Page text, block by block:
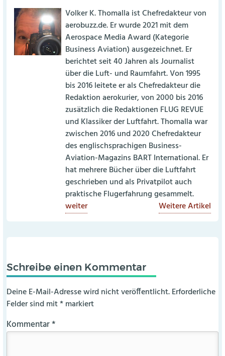
Volker K. Thomalla ist Chefredakteur von
aerobuzz.de. Er wurde 2021 mit dem
Aerospace Media Award (Kategorie
Business Aviation) ausgezeichnet. Er
berichtet seit 40 Jahren als Journalist
über die Luft- und Raumfahrt. Von 1995
bis 2016 leitete er als Chefredakteur die
Redaktion aerokurier, von 2000 bis 2016
zusätzlich die Redaktionen FLUG REVUE
und Klassiker der Luftfahrt. Thomalla war
zwischen 2016 und 2020 Chefredakteur
des englischsprachigen Business-
Aviation-Magazins BART International. Er
hat mehrere Bücher über die Luftfahrt
geschrieben und als Privatpilot auch
praktische Flugerfahrung gesammelt.
weiter
Weitere Artikel
Schreibe einen Kommentar
Deine E-Mail-Adresse wird nicht veröffentlicht. Erforderliche
Felder sind mit*markiert
Kommentar*